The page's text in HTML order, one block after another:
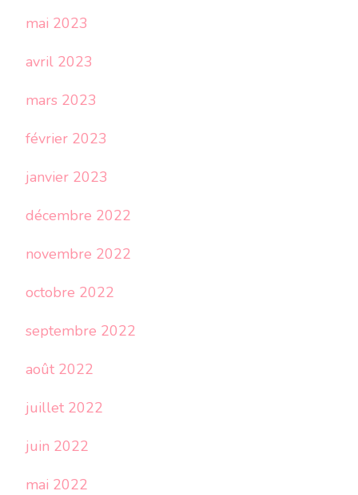
mai 2023
avril 2023
mars 2023
février 2023
janvier 2023
décembre 2022
novembre 2022
octobre 2022
septembre 2022
août 2022
juillet 2022
juin 2022
mai 2022